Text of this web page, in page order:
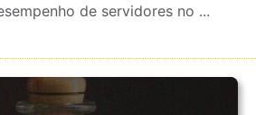
de servidores no ...